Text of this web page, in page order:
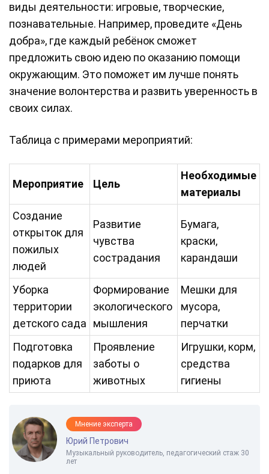
виды деятельности: игровые, творческие,
познавательные. Например, проведите «День
добра», где каждый ребёнок сможет
предложить свою идею по оказанию помощи
окружающим. Это поможет им лучше понять
значение волонтерства и развить уверенность в
своих силах.
Таблица с примерами мероприятий:
Мероприятие Цель
Необходимые
материалы
Создание
открыток для
пожилых
людей
Развитие
чувства
сострадания
Бумага,
краски,
карандаши
Уборка
территории
детского сада
Формирование
экологического
мышления
Мешки для
мусора,
перчатки
Подготовка
подарков для
приюта
Проявление
заботы о
животных
Игрушки, корм,
средства
гигиены
Мнение эксперта
Юрий Петрович
Музыкальный руководитель, педагогический стаж 30
лет